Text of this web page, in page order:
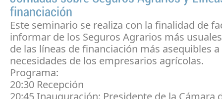
financiación
Este seminario se realiza con la finalidad de
informar de los Seguros Agrarios más
de las líneas de financiación más asequibles a
necesidades de los empresarios agrícolas.
Programa:
20:30 Recepción
20:45 Inauguración: Presidente de la Cámara